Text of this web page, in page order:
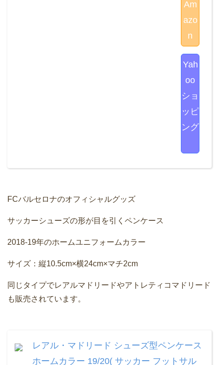
Am
azo
n
Yah
oo
ショ
ッピ
ング
FCバルセロナのオフィシャルグッズ
サッカーシューズの形が目を引くペンケース
2018-19年のホームユニフォームカラー
サイズ：縦10.5cm×横24cm×マチ2cm
同じタイプでレアルマドリードやアトレティコマドリード
も販売されています。
レアル・マドリード シューズ型ペンケース
ホームカラー 19/20( サッカー フットサル